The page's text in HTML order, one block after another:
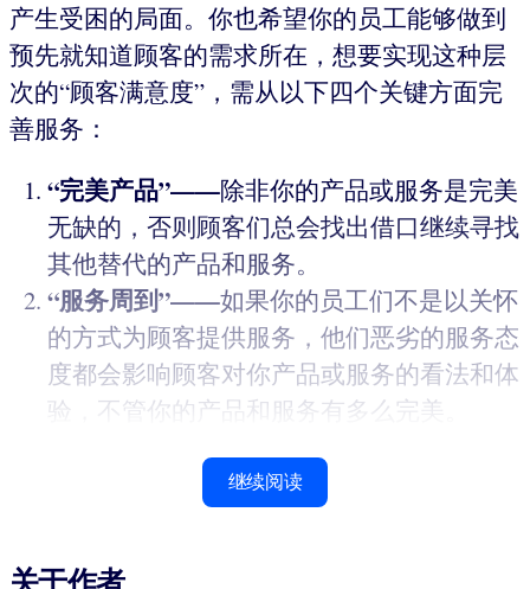
产生受困的局面。你也希望你的员工能够做到
预先就知道顾客的需求所在，想要实现这种层
次的“顾客满意度”，需从以下四个关键方面完
善服务：
“完美产品”——除非你的产品或服务是完美
无缺的，否则顾客们总会找出借口继续寻找
其他替代的产品和服务。
“服务周到”——如果你的员工们不是以关怀
的方式为顾客提供服务，他们恶劣的服务态
度都会影响顾客对你产品或服务的看法和体
验，不管你的产品和服务有多么完美。
继续阅读